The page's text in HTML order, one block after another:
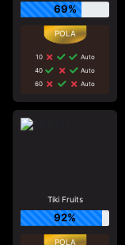
69%
10
Auto
40
Auto
60
Auto
Tiki Fruits
92%